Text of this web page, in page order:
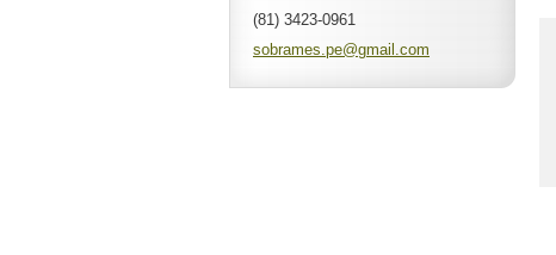
(81) 3423-0961
sobrames.pe@gmai l.com